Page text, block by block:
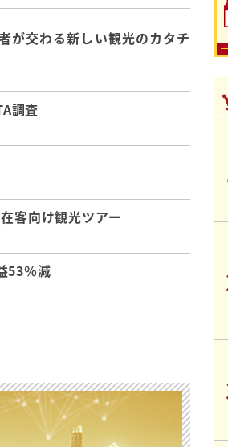
が交わる新しい観光のカタチ
調査
客向け観光ツアー
53％減